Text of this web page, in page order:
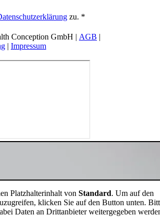
zu. *
Conception GmbH | AGB |
| Impressum
Platzhalterinhalt von Standard. Um auf den
klicken Sie auf den Button unten.
Daten an Drittanbieter weitergegeben